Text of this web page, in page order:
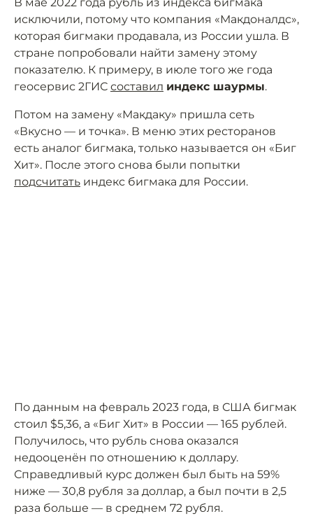
В мае 2022 года рубль из индекса бигмака
исключили, потому что компания «Макдоналдс»,
которая бигмаки продавала, из России ушла. В
стране попробовали найти замену этому
показателю. К примеру, в июле того же года
геосервис 2ГИС составил индекс шаурмы.
Потом на замену «Макдаку» пришла сеть
«Вкусно — и точка». В меню этих ресторанов
есть аналог бигмака, только называется он «Биг
Хит». После этого снова были попытки
подсчитать индекс бигмака для России.
По данным на февраль 2023 года, в США бигмак
стоил $5,36, а «Биг Хит» в России — 165 рублей.
Получилось, что рубль снова оказался
недооценён по отношению к доллару.
Справедливый курс должен был быть на 59%
ниже — 30,8 рубля за доллар, а был почти в 2,5
раза больше — в среднем 72 рубля.